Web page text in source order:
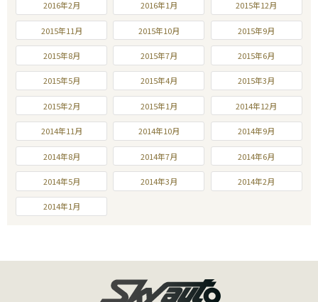
2016年2月 2016年1月 2015年12月
2015年11月 2015年10月 2015年9月
2015年8月 2015年7月 2015年6月
2015年5月 2015年4月 2015年3月
2015年2月 2015年1月 2014年12月
2014年11月 2014年10月 2014年9月
2014年8月 2014年7月 2014年6月
2014年5月 2014年3月 2014年2月
2014年1月